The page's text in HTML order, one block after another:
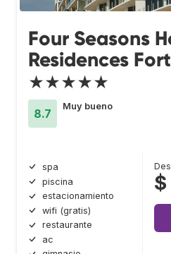
Four Seasons
Residences
★★★★★
8.7
Muy bueno
spa
piscina
estacionamiento
wifi (gratis)
restaurante
ac